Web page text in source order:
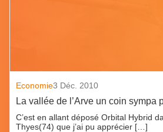
Economie3 Déc. 2010
La vallée de l’Arve un coin sympa
C’est en allant déposé Orbital Hybrid
Thyes(74) que j’ai pu apprécier […]